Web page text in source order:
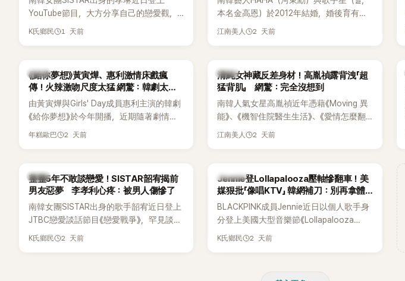
團體的「站姐」，事件持續延燒。
YouTube節目，大方分享自己的戀愛觀，
更首度坦承過去曾遭最好的朋友搶走男
K氏鄉民 1 天前
本名金高恩）於2012年結婚，婚後育有兩
子一女，一家五口生活幸福美滿，也是韓
步入婚姻的最大理由。
江南美人 2 天前
韓劇
《給你夢想》黃寅燁、惠利激情床戲瘋
傳！火辣激吻尺度太猛 網驚：韓劇太敢
拍
由黃寅燁與Girls' Day成員惠利主演的韓劇
《給你夢想》於今年開播，近期隨著劇情進
入高潮，男女主角的感情線快速升溫。最
年糕歐巴 2 天前
韓星
清純女神藏反差身材！高胤禎露背洩「超
猛背肌」 網驚：完全沒想到
南韓人氣女星高胤禎近年憑藉《Moving 異
能》、《機智住院醫生生活》、《愛情怎麼翻
譯？》、《努力克服自卑的我們》等多部熱門
近況照意外掀起熱議，不是因為仙氣十足
的美貌，而是藏在纖細身材下的超狂背肌
與肩膀線條，反差感十足，讓不少網友看
傻直呼：「原來她身材這麼猛！」
江南美人 2 天前
韓星
整整5年不敢談戀愛！SISTAR韶宥揭前
男友惡夢 李孝利心疼：被男人傷慘了
南韓女團SISTAR出身的歌手韶宥近日登上
JTBC戀愛談話節目《戀愛戰爭》，罕見談及
自己的感情生活，不僅坦言已經整整5年沒
K氏鄉民 2 天前
K-POP
Jennie登Lollapalooza壓軸慘翻車！美
媒狠批「像唱KTV」 韓網補刀：別再拿體
力當藉口
BLACKPINK成員Jennie近日以個人歌手身
分登上美國大型音樂節《Lollapalooza
Chicago》主舞台，不僅成為首位擔任該音
K氏鄉民 2 天前